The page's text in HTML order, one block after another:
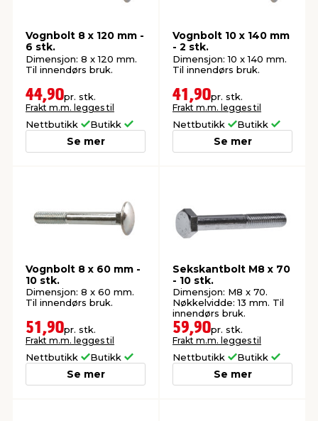
Vognbolt 8 x 120 mm -
6 stk.
Dimensjon: 8 x 120 mm.
Til innendørs bruk.
44,90pr. stk.
Frakt m.m. legges til
Nettbutikk Butikk
Se mer
Vognbolt 10 x 140 mm
- 2 stk.
Dimensjon: 10 x 140 mm.
Til innendørs bruk.
41,90pr. stk.
Frakt m.m. legges til
Nettbutikk Butikk
Se mer
Vognbolt 8 x 60 mm -
10 stk.
Dimensjon: 8 x 60 mm.
Til innendørs bruk.
51,90pr. stk.
Frakt m.m. legges til
Nettbutikk Butikk
Se mer
Sekskantbolt M8 x 70
- 10 stk.
Dimensjon: M8 x 70.
Nøkkelvidde: 13 mm. Til
innendørs bruk.
59,90pr. stk.
Frakt m.m. legges til
Nettbutikk Butikk
Se mer